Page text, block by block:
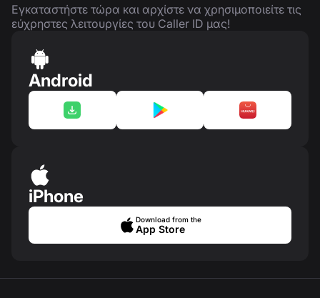
Εγκαταστήστε τώρα και αρχίστε να χρησιμοποιείτε τις
εύχρηστες λειτουργίες του Caller ID μας!
Android
iPhone
Download from the
App Store